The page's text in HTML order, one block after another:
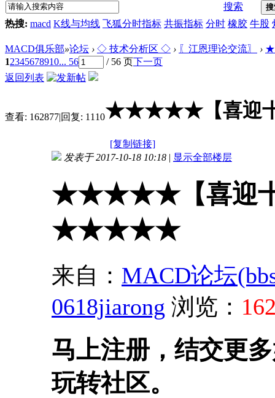
搜索
热搜: macd K线与均线 飞狐分时指标 共振指标 分时 橡胶 牛股
MACD俱乐部»论坛 › ◇ 技术分析区 ◇ › 〖江恩理论交流〗 ›
12345678910... 56 / 56 页下一页
返回列表
查看: 162877|回复: 1110★★★★★【喜迎
[复制链接]
发表于 2017-10-18 10:18 | 显示全部楼层
★★★★★【喜迎十
★★★★★
来自： MACD论坛
0618jiarong 浏览：
马上注册，结交更
玩转社区。